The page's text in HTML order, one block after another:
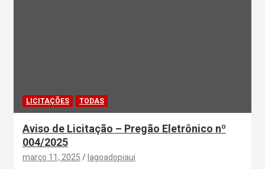
LICITAÇÕES TODAS
Aviso de Licitação – Pregão Eletrônico nº
004/2025
março 11, 2025 lagoadopiaui